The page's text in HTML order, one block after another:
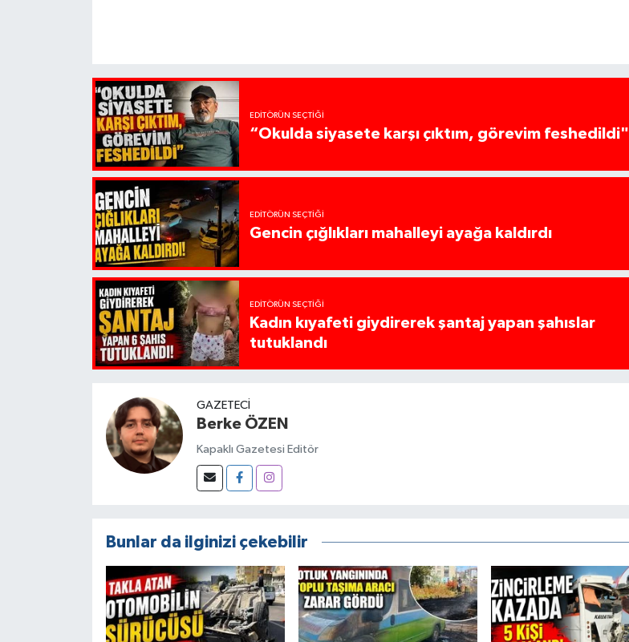
EDITÖRÜN SEÇTIĞI
“Okulda siyasete karşı çıktım, görevim feshedildi"
EDITÖRÜN SEÇTIĞI
Gencin çığlıkları mahalleyi ayağa kaldırdı
EDITÖRÜN SEÇTIĞI
Kadın kıyafeti giydirerek şantaj yapan şahıslar
tutuklandı
GAZETECI
Berke ÖZEN
Kapaklı Gazetesi Editör
Bunlar da ilginizi çekebilir